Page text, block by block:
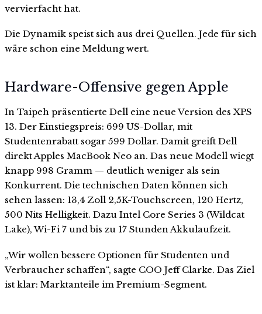
vervierfacht hat.
Die Dynamik speist sich aus drei Quellen. Jede für sich
wäre schon eine Meldung wert.
Hardware-Offensive gegen Apple
In Taipeh präsentierte Dell eine neue Version des XPS
13. Der Einstiegspreis: 699 US-Dollar, mit
Studentenrabatt sogar 599 Dollar. Damit greift Dell
direkt Apples MacBook Neo an. Das neue Modell wiegt
knapp 998 Gramm — deutlich weniger als sein
Konkurrent. Die technischen Daten können sich
sehen lassen: 13,4 Zoll 2,5K-Touchscreen, 120 Hertz,
500 Nits Helligkeit. Dazu Intel Core Series 3 (Wildcat
Lake), Wi-Fi 7 und bis zu 17 Stunden Akkulaufzeit.
„Wir wollen bessere Optionen für Studenten und
Verbraucher schaffen“, sagte COO Jeff Clarke. Das Ziel
ist klar: Marktanteile im Premium-Segment.